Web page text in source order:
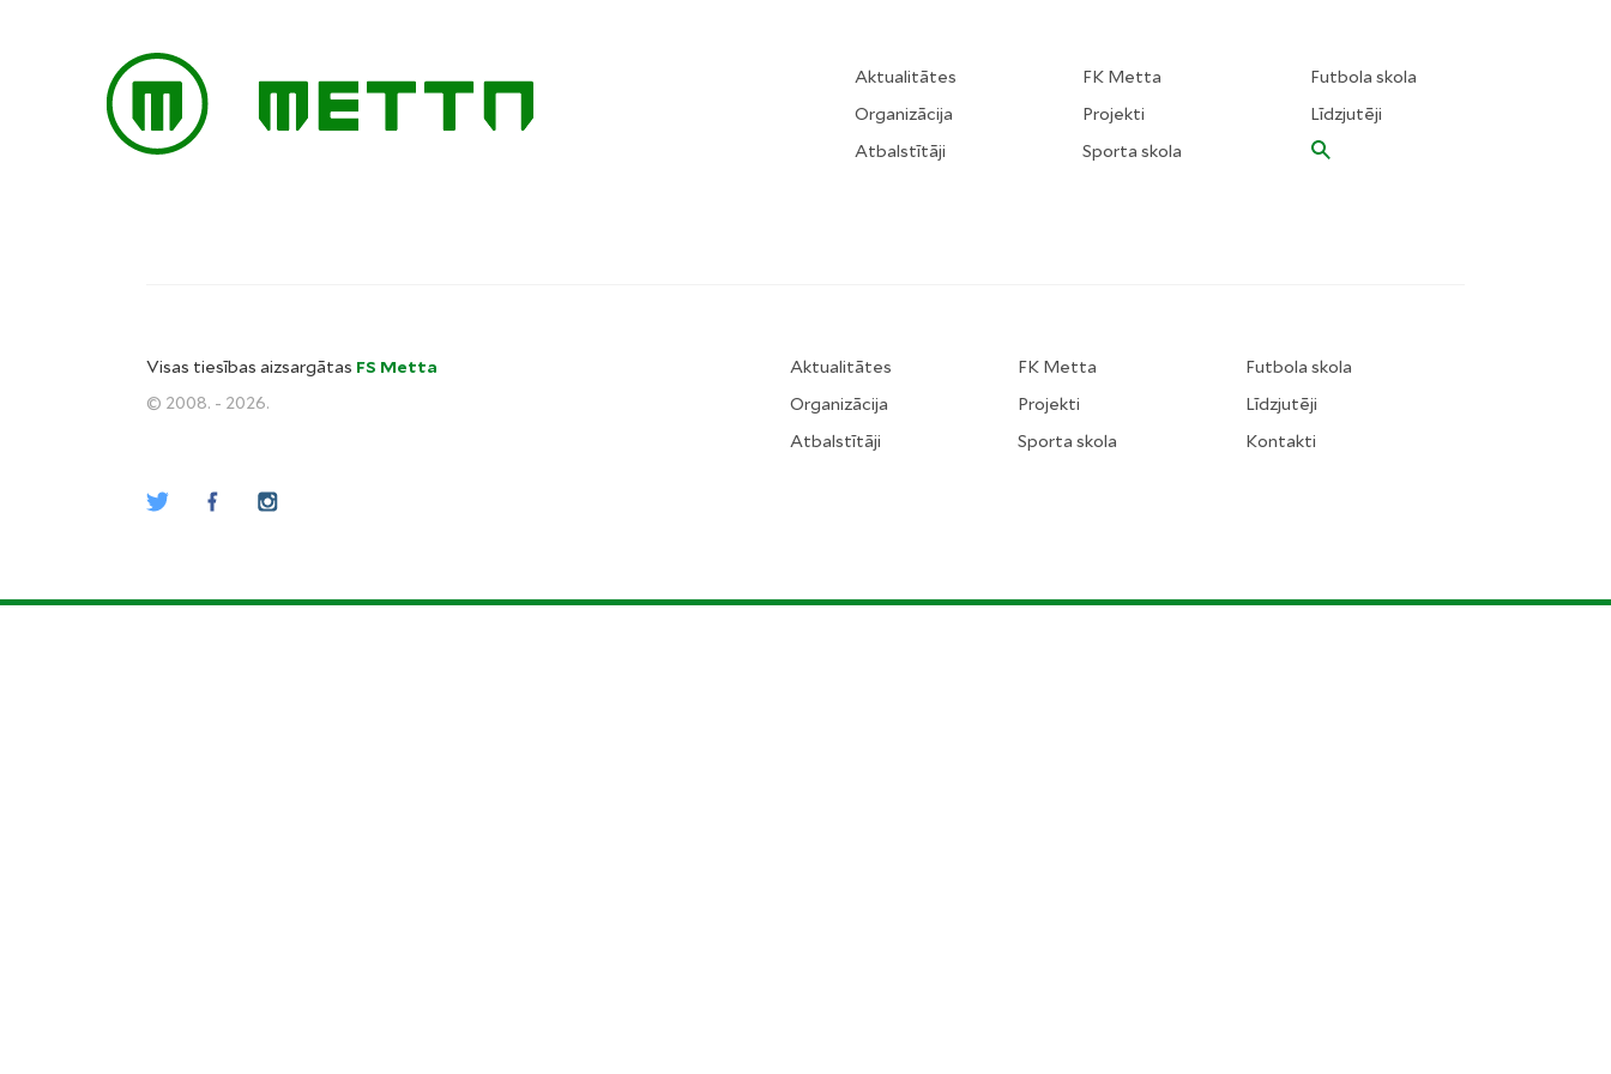
Aktualitātes
Organizācija
Atbalstītāji
FK Metta
Projekti
Sporta skola
Futbola skola
Līdzjutēji
Visas tiesības aizsargātas FS Metta
© 2008. - 2026.
Aktualitātes
Organizācija
Atbalstītāji
FK Metta
Projekti
Sporta skola
Futbola skola
Līdzjutēji
Kontakti